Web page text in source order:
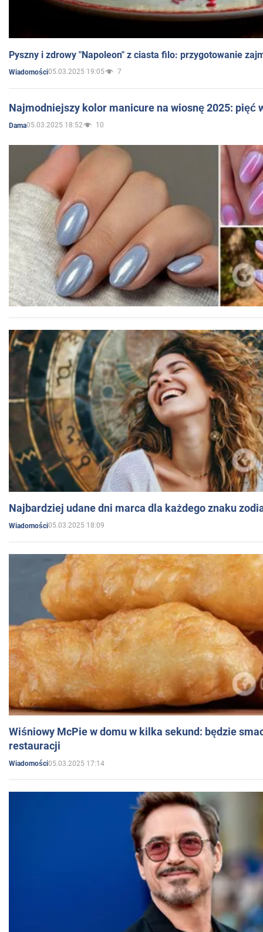
Pyszny i zdrowy "Napoleon" z ciasta filo: przygotowanie
Wiadomości05.03.2025 19:05 7
Najmodniejszy kolor manicure na wiosnę 2025: pięć
Dama05.03.2025 18:52 10
Najbardziej udane dni marca dla każdego znaku
Wiadomości05.03.2025 18:09
Wiśniowy McPie w domu w kilka sekund: będzie
restauracji
Wiadomości05.03.2025 17:14